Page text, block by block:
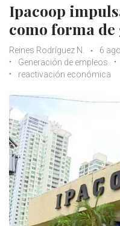
Ipacoop
como forma
Reines Rodríguez N. 6
Generación de empleos
reactivación económica